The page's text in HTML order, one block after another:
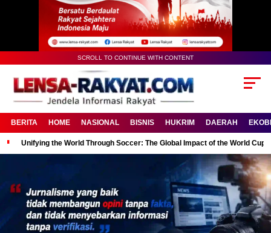
SCROLL TO CONTINUE WITH CONTENT
BERITA HOME NASIONAL BISNIS HUKRIM DAERAH
Unifying the World Through Soccer: The Global Impact of the World Cup